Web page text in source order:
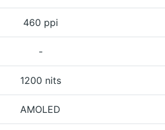
460 ppi
-
1200 nits
AMOLED